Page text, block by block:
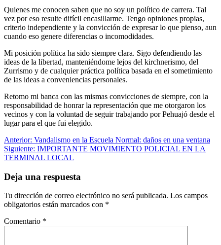
Quienes me conocen saben que no soy un político de carrera. Tal
vez por eso resulte difícil encasillarme. Tengo opiniones propias,
criterio independiente y la convicción de expresar lo que pienso, aun
cuando eso genere diferencias o incomodidades.
Mi posición política ha sido siempre clara. Sigo defendiendo las
ideas de la libertad, manteniéndome lejos del kirchnerismo, del
Zurrismo y de cualquier práctica política basada en el sometimiento
de las ideas a conveniencias personales.
Retomo mi banca con las mismas convicciones de siempre, con la
responsabilidad de honrar la representación que me otorgaron los
vecinos y con la voluntad de seguir trabajando por Pehuajó desde el
lugar para el que fui elegido.
Navegación
de
Anterior: Vandalismo en la Escuela Normal: daños en una ventana
Siguiente: IMPORTANTE MOVIMIENTO POLICIAL EN LA
TERMINAL LOCAL
Deja una respuesta
Tu dirección de correo electrónico no será publicada. Los campos
obligatorios están marcados con *
Comentario *